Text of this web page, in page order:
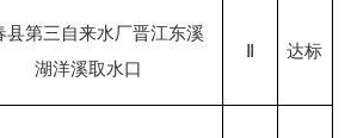
县第三自来水厂晋江东溪
湖洋溪取水口
Ⅱ 达标